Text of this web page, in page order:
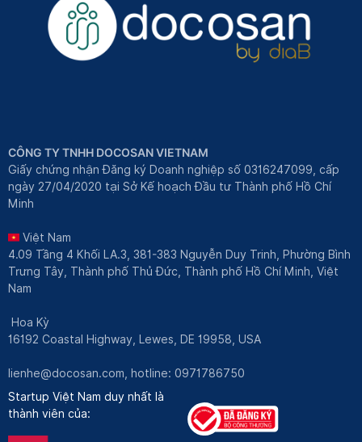
CÔNG TY TNHH DOCOSAN VIETNAM
Giấy chứng nhận Đăng ký Doanh nghiệp số 0316247099, cấp
ngày 27/04/2020 tại Sở Kế hoạch Đầu tư Thành phố Hồ Chí
Minh
Việt Nam
4.09 Tầng 4 Khối LA.3, 381-383 Nguyễn Duy Trinh, Phường Bình
Trưng Tây, Thành phố Thủ Đức, Thành phố Hồ Chí Minh, Việt
Nam
Hoa Kỳ
16192 Coastal Highway, Lewes, DE 19958, USA
lienhe@docosan.com , hotline: 0971786750
Startup Việt Nam duy nhất là
thành viên của: